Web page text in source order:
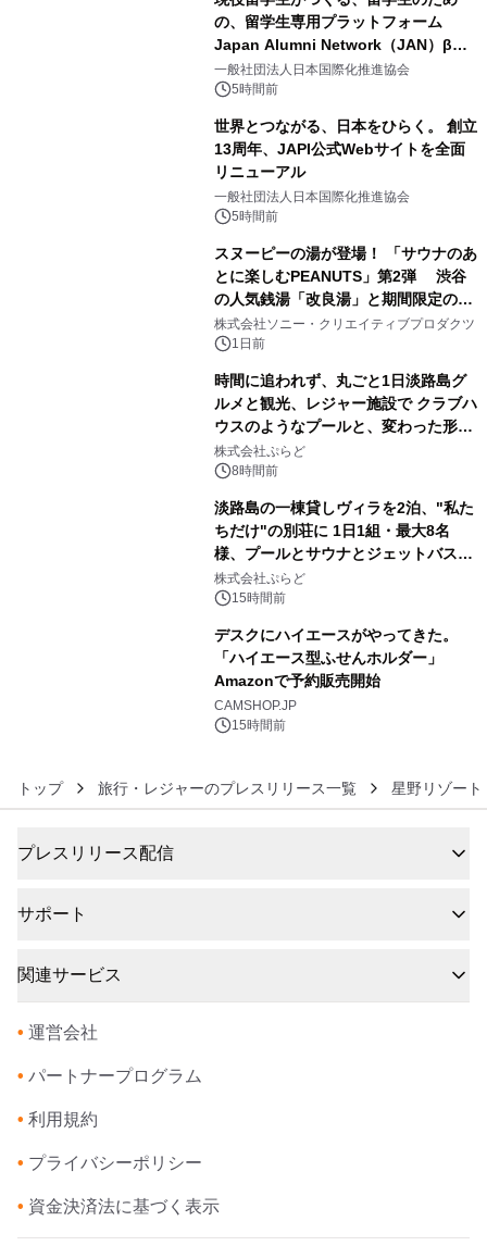
の、留学生専用プラットフォーム
Japan Alumni Network（JAN）β版
をリリース
一般社団法人日本国際化推進協会
5時間前
世界とつながる、日本をひらく。 創立
13周年、JAPI公式Webサイトを全面
リニューアル
一般社団法人日本国際化推進協会
5時間前
スヌーピーの湯が登場！ 「サウナのあ
とに楽しむPEANUTS」第2弾 渋谷
の人気銭湯「改良湯」と期間限定のコ
ラボレーション サウナイキタイコラ
ボグッズも発売決定！
株式会社ソニー・クリエイティブプロダクツ
1日前
時間に追われず、丸ごと1日淡路島グ
ルメと観光、レジャー施設で クラブハ
ウスのようなプールと、変わった形の
サウナも 「THE BOXY AWAJI」のお
得な素泊まり連泊プランで
株式会社ぷらど
8時間前
淡路島の一棟貸しヴィラを2泊、"私た
ちだけ"の別荘に 1日1組・最大8名
様、プールとサウナとジェットバス付
きで Villa Mon Temps AWAJIの連泊
素泊りプラン
株式会社ぷらど
15時間前
デスクにハイエースがやってきた。
「ハイエース型ふせんホルダー」
Amazonで予約販売開始
CAMSHOP.JP
15時間前
トップ 旅行・レジャーのプレスリリース一覧 星野リゾート
プレスリリース配信
サポート
関連サービス
• 運営会社
• パートナープログラム
• 利用規約
• プライバシーポリシー
• 資金決済法に基づく表示